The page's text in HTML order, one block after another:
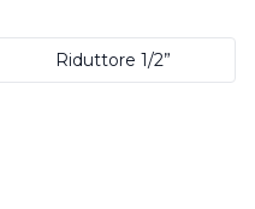
Riduttore 1/2”